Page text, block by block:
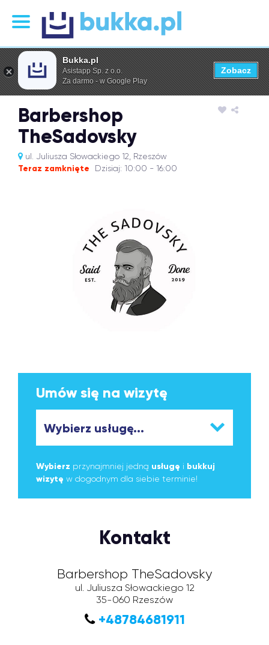
Barbershop
TheSadovsky
ul. Juliusza Słowackiego 12, Rzeszów
Teraz zamknięte Dzisiaj: 10:00 - 16:00
Umów się na wizytę
Wybierz przynajmniej jedną usługę i bukkuj
wizytę w dogodnym dla siebie terminie!
Kontakt
Barbershop TheSadovsky
ul. Juliusza Słowackiego 12
35-060 Rzeszów
+48784681911
Bukka.pl
Asistapp Sp. z o.o.
Za darmo - w Google Play
Zobacz